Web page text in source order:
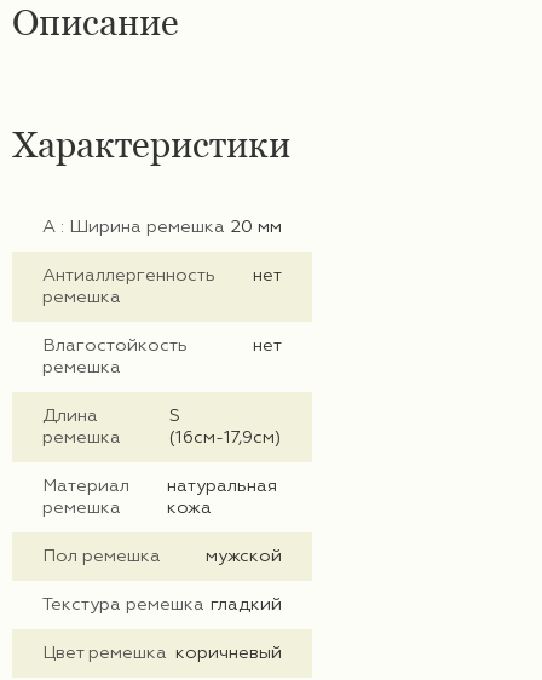
Мужские ремешки
Описание
Характеристики
А : Ширина ремешка 20 мм
Антиаллергенность
ремешка
нет
Влагостойкость
ремешка
нет
Длина
ремешка
S
(16см-17,9см)
Материал
ремешка
натуральная
кожа
Пол ремешка мужской
Текстура ремешка гладкий
Цвет ремешка коричневый